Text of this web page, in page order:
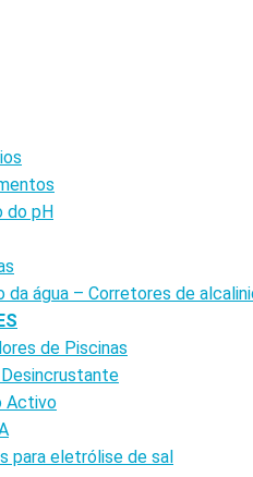
do pH
da água – Corretores de
de Piscinas
Activo
para eletrólise de sal